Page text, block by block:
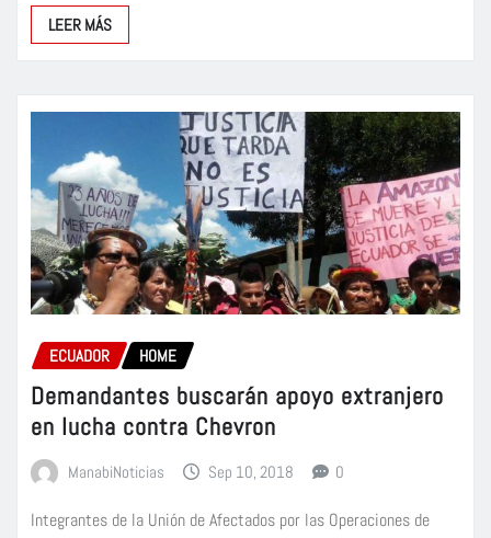
LEER MÁS
ECUADOR HOME
Demandantes buscarán apoyo extranjero
en lucha contra Chevron
ManabiNoticias Sep 10, 2018 0
Integrantes de la Unión de Afectados por las Operaciones de